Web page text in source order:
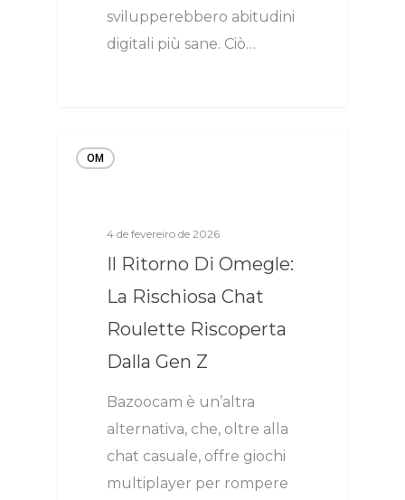
svilupperebbero abitudini
digitali più sane. Ciò…
OM
4 de fevereiro de 2026
Il Ritorno Di Omegle:
La Rischiosa Chat
Roulette Riscoperta
Dalla Gen Z
Bazoocam è un’altra
alternativa, che, oltre alla
chat casuale, offre giochi
multiplayer per rompere